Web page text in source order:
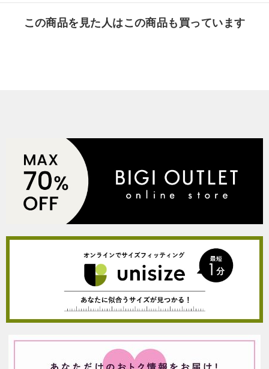
この商品を見た人はこの商品も買っています